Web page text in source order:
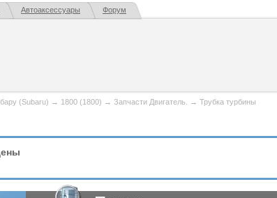
Автоаксессуары Форум
(Subaru) → 1800 (1800) → Запчасти Двигатель. → Трубка турбины